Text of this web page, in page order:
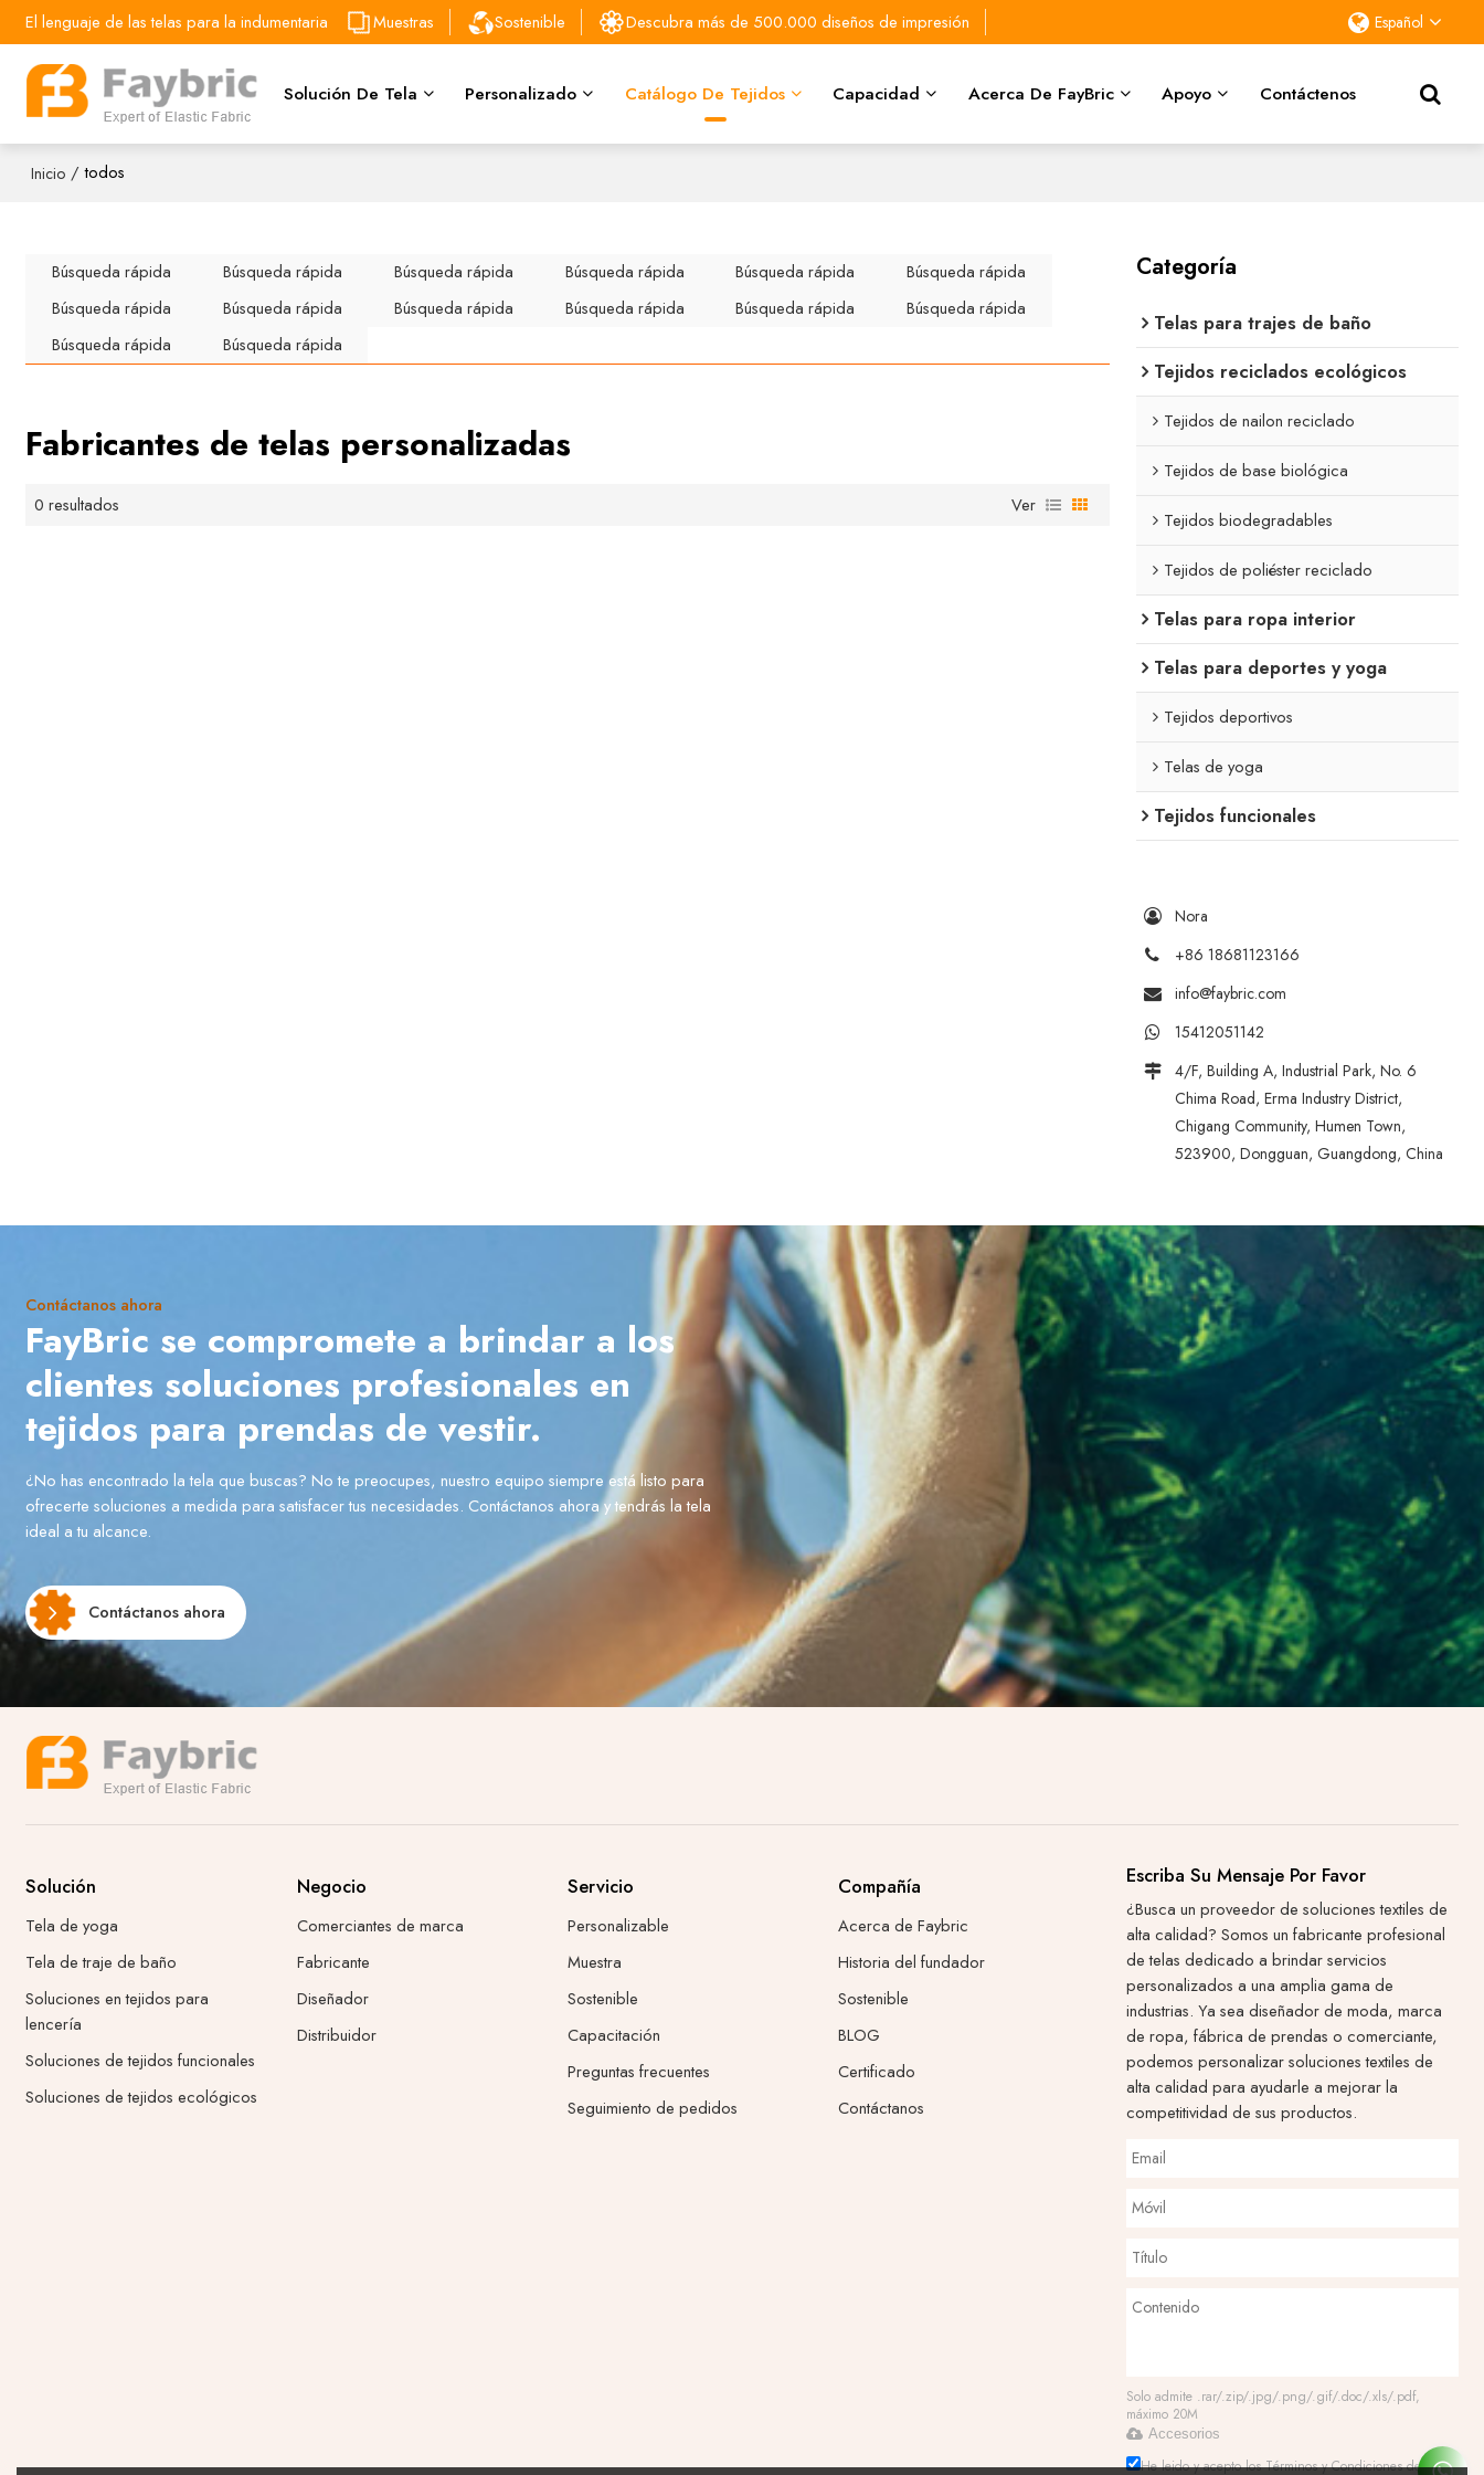
El lenguaje de las telas para la indumentaria Muestras Sostenible Descubra más de 500.000 diseños de impresión Español
Solución De Tela Personalizado Catálogo De Tejidos Capacidad Acerca De FayBric Apoyo Contáctenos
Inicio / todos
Búsqueda rápida Búsqueda rápida Búsqueda rápida Búsqueda rápida Búsqueda rápida
Búsqueda rápida
Búsqueda rápida
Búsqueda rápida Búsqueda rápida Búsqueda rápida Búsqueda rápida
Búsqueda rápida
Búsqueda rápida
Búsqueda rápida
Fabricantes de telas personalizadas
0 resultados Ver
Categoría
Telas para trajes de baño
Tejidos reciclados ecológicos
Tejidos de nailon reciclado
Tejidos de base biológica
Tejidos biodegradables
Tejidos de poliéster reciclado
Telas para ropa interior
Telas para deportes y yoga
Tejidos deportivos
Telas de yoga
Tejidos funcionales
Nora
+86 18681123166
info@faybric.com
15412051142
4/F, Building A, Industrial Park, No. 6
Chima Road, Erma Industry District,
Chigang Community, Humen Town,
523900, Dongguan, Guangdong, China
Contáctanos ahora
FayBric se compromete a brindar a los
clientes soluciones profesionales en
tejidos para prendas de vestir.
¿No has encontrado la tela que buscas? No te preocupes, nuestro equipo siempre está listo para
ofrecerte soluciones a medida para satisfacer tus necesidades. Contáctanos ahora y tendrás la tela
ideal a tu alcance.
Contáctanos ahora
Solución
Tela de yoga
Tela de traje de baño
Soluciones en tejidos para
lencería
Soluciones de tejidos funcionales
Soluciones de tejidos ecológicos
Negocio
Comerciantes de marca
Fabricante
Diseñador
Distribuidor
Servicio
Personalizable
Muestra
Sostenible
Capacitación
Preguntas frecuentes
Seguimiento de pedidos
Compañía
Acerca de Faybric
Historia del fundador
Sostenible
BLOG
Certificado
Contáctanos
Escriba Su Mensaje Por Favor
¿Busca un proveedor de soluciones textiles de
alta calidad? Somos un fabricante profesional
de telas dedicado a brindar servicios
personalizados a una amplia gama de
industrias. Ya sea diseñador de moda, marca
de ropa, fábrica de prendas o comerciante,
podemos personalizar soluciones textiles de
alta calidad para ayudarle a mejorar la
competitividad de sus productos.
Solo admite .rar/.zip/.jpg/.png/.gif/.doc/.xls/.pdf,
máximo 20M
Accesorios
He leido y acepto los Términos y Condiciones de este